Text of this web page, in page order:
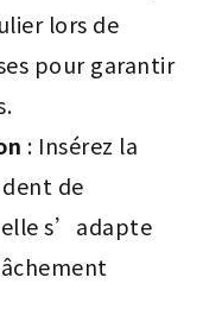
lors de
pour garantir
: Insérez la
de
s’adapte